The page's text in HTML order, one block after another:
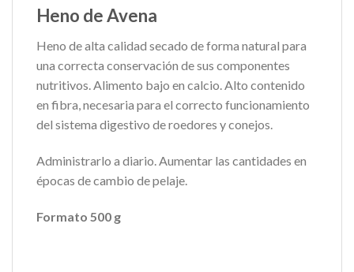
Heno de Avena
Heno de alta calidad secado de forma natural para
una correcta conservación de sus componentes
nutritivos. Alimento bajo en calcio. Alto contenido
en fibra, necesaria para el correcto funcionamiento
del sistema digestivo de roedores y conejos.
Administrarlo a diario. Aumentar las cantidades en
épocas de cambio de pelaje.
Formato 500 g